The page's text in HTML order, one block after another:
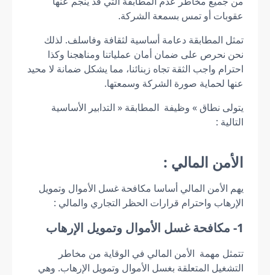
عقوبات أو تمس بسمعة الشركة.
تمثل المطابقة دعامة أساسية لثقافة وفاسلف. لذلك
نحن نحرص على ضمان أمان عملياتنا ومناهجنا وكذا
احترام واجب الثقة تجاه زبنائنا، مما يشكل ضمانة لا محيد
عنها لحماية صورة الشركة وسمعتها.
يتولى نطاق » وظيفة المطابقة « التدابير الأساسية
التالية :
الأمن المالي :
يهم الأمن المالي أساسا مكافحة غسل الأموال وتمويل
الإرهاب واحترام قرارات الحظر التجاري والمالي :
1- مكافحة غسل الأموال وتمويل الإرهاب
تتمثل مهمة الأمن المالي في الوقاية من مخاطر
التشغيل المتعلقة بغسل الأموال وتمويل الإرهاب. وهي